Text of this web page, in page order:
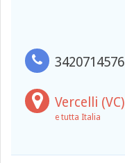
3420714576
Vercelli (VC)
e tutta Italia